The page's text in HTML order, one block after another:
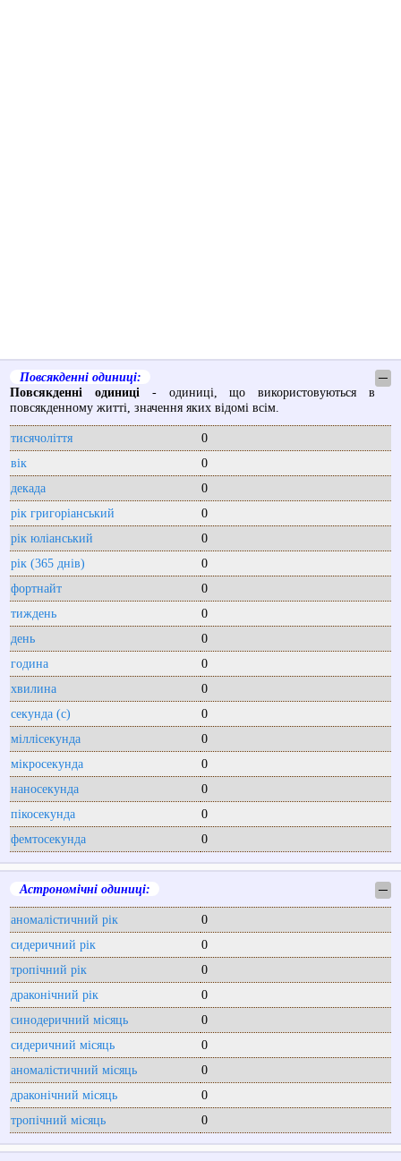
Повсякденні одиниці:
─
Повсякденні одиниці- одиниці, що використовуються в
повсякденному житті, значення яких відомі всім.
тисячоліття
0
вік
0
декада
0
рік григоріанський
0
рік юліанський
0
рік (365 днів)
0
фортнайт
0
тиждень
0
день
0
година
0
хвилина
0
секунда (с)
0
міллісекунда
0
мікросекунда
0
наносекунда
0
пікосекунда
0
фемтосекунда
0
Астрономічні одиниці: ─
аномалістичний рік
0
сидеричний рік
0
тропічний рік
0
драконічний рік
0
синодеричний місяць
0
сидеричний місяць
0
аномалістичний місяць
0
драконічний місяць
0
тропічний місяць
0